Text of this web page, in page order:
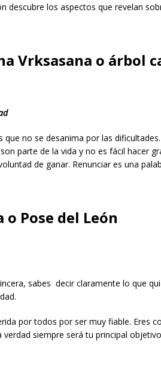
descubre los aspectos que revelan
Vrksasana o árbol
que no se desanima por las
parte de la vida y no es fácil hacer
de ganar. Renunciar es una
o Pose del León
sabes decir claramente lo que
por todos por ser muy fiable. Eres
verdad siempre será tu principal